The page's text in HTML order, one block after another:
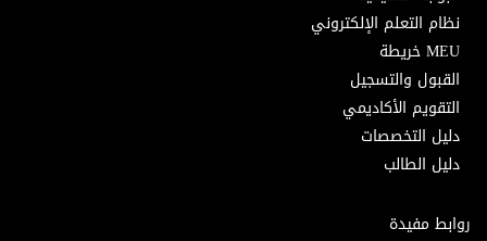
نظام التعلم الإلكتروني
MEU خريطة
القبول والتسجيل
التقويم الأكاديمي
دليل التخصصات
دليل الطالب
روابط مفيدة